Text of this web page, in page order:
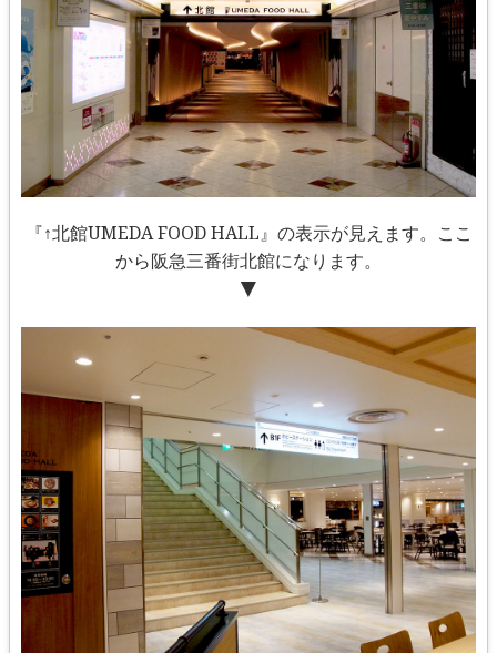
『↑北館UMEDA FOOD HALL』の表示が見えます。ここ
から阪急三番街北館になります。
▼